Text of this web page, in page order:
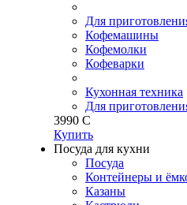
Для
Кофемашины
Кофемолки
Кофеварки
Кухонная техника
Для
3990 C
Купить
Посуда для кухни
Посуда
Контейнеры и
Казаны